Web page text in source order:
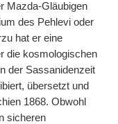
Mazda-Gläubigen
des Pehlevi oder
hat er eine
die kosmologischen
der Sassanidenzeit
übersetzt und
1868. Obwohl
sicheren